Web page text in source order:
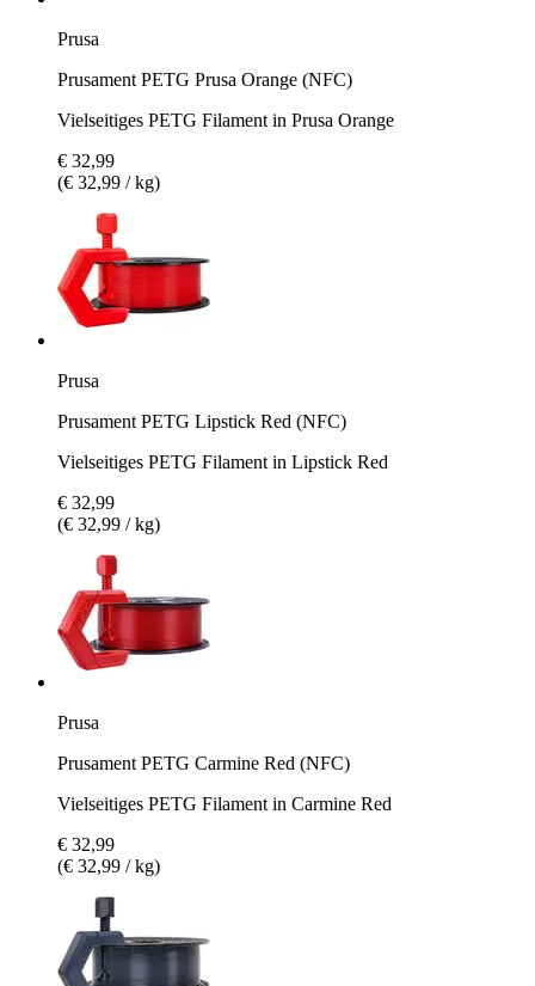
Prusa
Prusament PETG Prusa Orange (NFC)
Vielseitiges PETG Filament in Prusa Orange
€ 32,99
(€ 32,99 / kg)
Prusa
Prusament PETG Lipstick Red (NFC)
Vielseitiges PETG Filament in Lipstick Red
€ 32,99
(€ 32,99 / kg)
Prusa
Prusament PETG Carmine Red (NFC)
Vielseitiges PETG Filament in Carmine Red
€ 32,99
(€ 32,99 / kg)